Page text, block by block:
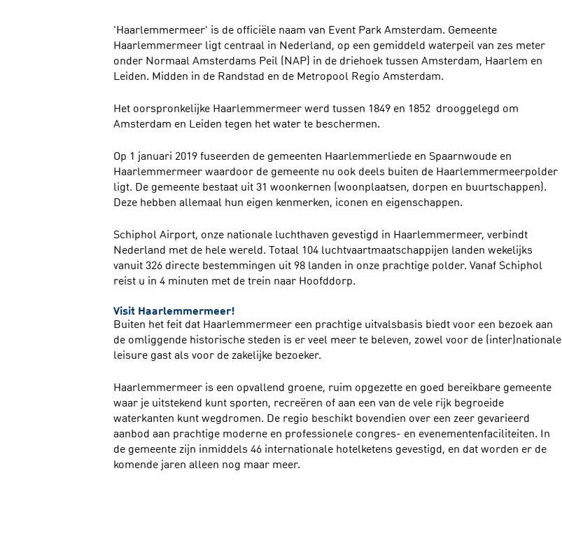
'Haarlemmermeer' is de officiële naam van Event Park Amsterdam. Gemeente
Haarlemmermeer ligt centraal in Nederland, op een gemiddeld waterpeil van zes meter
onder Normaal Amsterdams Peil (NAP) in de driehoek tussen Amsterdam, Haarlem en
Leiden. Midden in de Randstad en de Metropool Regio Amsterdam.
Het oorspronkelijke Haarlemmermeer werd tussen 1849 en 1852 drooggelegd om
Amsterdam en Leiden tegen het water te beschermen.
Op 1 januari 2019 fuseerden de gemeenten Haarlemmerliede en Spaarnwoude en
Haarlemmermeer waardoor de gemeente nu ook deels buiten de Haarlemmermeerpolder
ligt. De gemeente bestaat uit 31 woonkernen (woonplaatsen, dorpen en buurtschappen).
Deze hebben allemaal hun eigen kenmerken, iconen en eigenschappen.
Schiphol Airport, onze nationale luchthaven gevestigd in Haarlemmermeer, verbindt
Nederland met de hele wereld. Totaal 104 luchtvaartmaatschappijen landen wekelijks
vanuit 326 directe bestemmingen uit 98 landen in onze prachtige polder. Vanaf Schiphol
reist u in 4 minuten met de trein naar Hoofddorp.
Visit Haarlemmermeer!
Buiten het feit dat Haarlemmermeer een prachtige uitvalsbasis biedt voor een bezoek aan
de omliggende historische steden is er veel meer te beleven, zowel voor de (inter)nationale
leisure gast als voor de zakelijke bezoeker.
Haarlemmermeer is een opvallend groene, ruim opgezette en goed bereikbare gemeente
waar je uitstekend kunt sporten, recreëren of aan een van de vele rijk begroeide
waterkanten kunt wegdromen. De regio beschikt bovendien over een zeer gevarieerd
aanbod aan prachtige moderne en professionele congres- en evenementenfaciliteiten. In
de gemeente zijn inmiddels 46 internationale hotelketens gevestigd, en dat worden er de
komende jaren alleen nog maar meer.